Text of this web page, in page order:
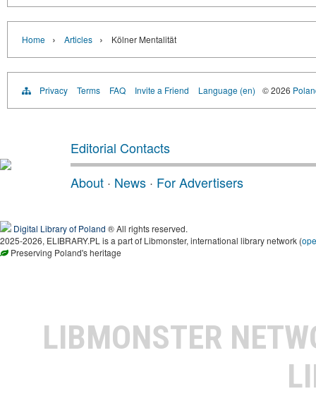
Home › Articles › Kölner Mentalität
Privacy Terms FAQ Invite a Friend Language (en) © 2026
Editorial Contacts
About · News · For Advertisers
Digital Library of Poland ® All rights reserved.
2025-2026, ELIBRARY.PL is a part of Libmonster, international library network (
Preserving Poland's heritage
LIBMONSTER